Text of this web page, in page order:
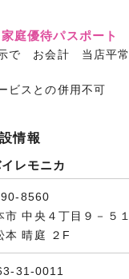
庭優待パスポート
示で お会計 当店平
ビスとの併用不可
情報
レモニカ
8560
市 中央４丁目９－５
本 晴庭 ２F
31-0011